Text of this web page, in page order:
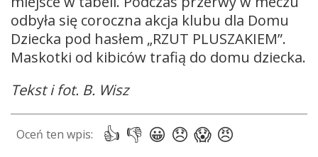
odbyła się coroczna akcja klubu dla Domu
Dziecka pod hasłem „RZUT PLUSZAKIEM”.
Maskotki od kibiców trafią do domu dziecka.
Tekst i fot. B. Wisz